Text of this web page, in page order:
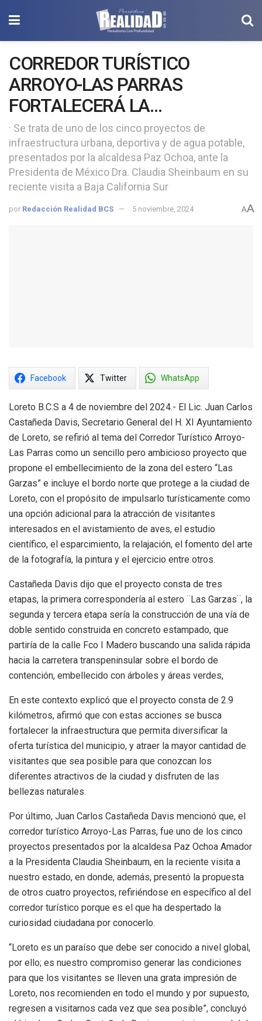
CORREDOR TURÍSTICO
ARROYO-LAS PARRAS
FORTALECERÁ LA
INFRAESTRUCTURA PARA LA
DIVERSIFICACIÓN DE LA
OFERTA TURÍSTICA DE
LORETO: JUAN CARLOS
CASTAÑEDA DAVIS
· Se trata de uno de los cinco proyectos de
infraestructura urbana, deportiva y de agua potable,
presentados por la alcaldesa Paz Ochoa, ante la
Presidenta de México Dra. Claudia Sheinbaum en su
reciente visita a Baja California Sur
por Redacción Realidad BCS 5 noviembre, 2024 AA
Facebook Twitter WhatsApp
Loreto B.C.S a 4 de noviembre del 2024.- El Lic. Juan Carlos
Castañeda Davis, Secretario General del H. XI Ayuntamiento
de Loreto, se refirió al tema del Corredor Turístico Arroyo-
Las Parras como un sencillo pero ambicioso proyecto que
propone el embellecimiento de la zona del estero “Las
Garzas” e incluye el bordo norte que protege a la ciudad de
Loreto, con el propósito de impulsarlo turísticamente como
una opción adicional para la atracción de visitantes
interesados en el avistamiento de aves, el estudio
científico, el esparcimiento, la relajación, el fomento del arte
de la fotografía, la pintura y el ejercicio entre otros.
Castañeda Davis dijo que el proyecto consta de tres
etapas, la primera correspondería al estero ¨Las Garzas¨, la
segunda y tercera etapa sería la construcción de una vía de
doble sentido construida en concreto estampado, que
partiría de la calle Fco I Madero buscando una salida rápida
hacia la carretera transpeninsular sobre el bordo de
contención, embellecido con árboles y áreas verdes,
En este contexto explicó que el proyecto consta de 2.9
kilómetros, afirmó que con estas acciones se busca
fortalecer la infraestructura que permita diversificar la
oferta turística del municipio, y atraer la mayor cantidad de
visitantes que sea posible para que conozcan los
diferentes atractivos de la ciudad y disfruten de las
bellezas naturales.
Por último, Juan Carlos Castañeda Davis mencionó que, el
corredor turístico Arroyo-Las Parras, fue uno de los cinco
proyectos presentados por la alcaldesa Paz Ochoa Amador
a la Presidenta Claudia Sheinbaum, en la reciente visita a
nuestro estado, en donde, además, presentó la propuesta
de otros cuatro proyectos, refiriéndose en específico al del
corredor turístico porque es el que ha despertado la
curiosidad ciudadana por conocerlo.
“Loreto es un paraíso que debe ser conocido a nivel global,
por ello; es nuestro compromiso generar las condiciones
para que los visitantes se lleven una grata impresión de
Loreto, nos recomienden en todo el mundo y por supuesto,
regresen a visitarnos cada vez que sea posible”, concluyó